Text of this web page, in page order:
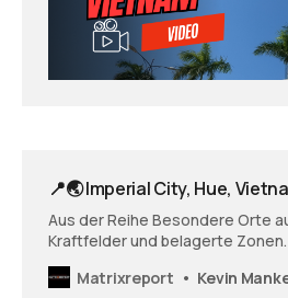
📍🌏 Imperial City, Hue,
Aus der Reihe Besondere Orte
Kraftfelder und belagerte
wenn du dir diesen Ort
und was öffnet sich vielleicht in
Matrixreport Kevin